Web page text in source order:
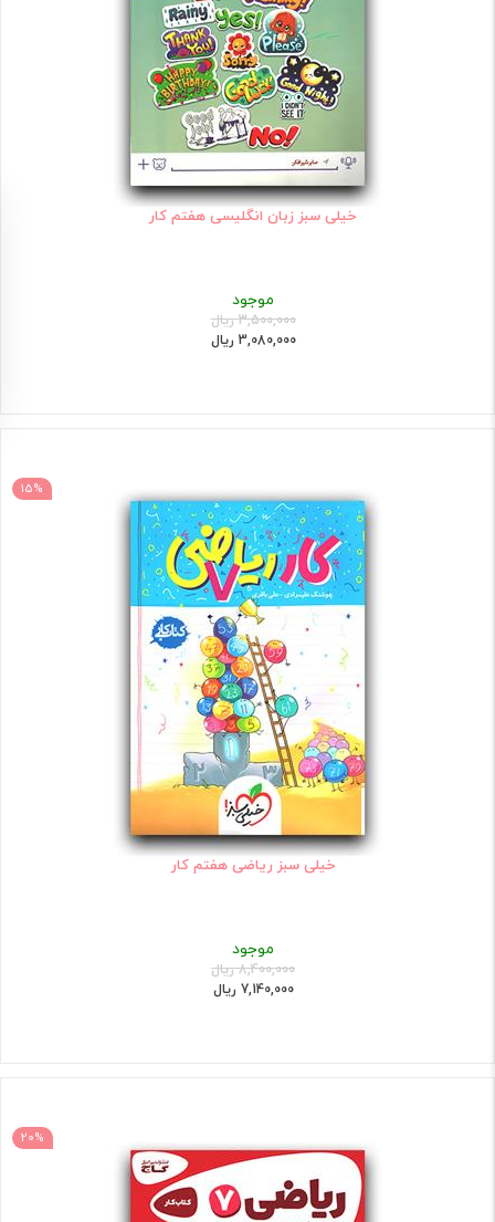
خیلی سبز زبان انگلیسی هفتم کار
موجود
3,500,000 ریال
3,080,000 ریال
15%
خیلی سبز ریاضی هفتم کار
موجود
8,400,000 ریال
7,140,000 ریال
20%